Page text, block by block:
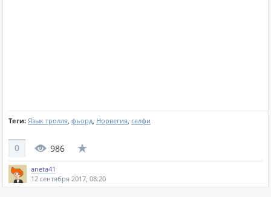
Теги: Язык тролля фьорд Норвегия селфи
0 986
aneta41
12 сентября 2017, 08:20